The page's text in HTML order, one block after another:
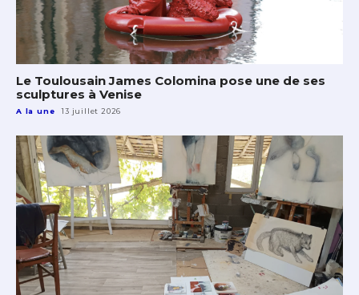
Le Toulousain James Colomina pose une de ses
sculptures à Venise
A la une 13 juillet 2026